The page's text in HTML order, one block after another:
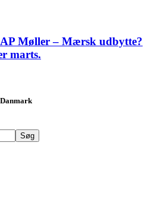
Møller – Mærsk udbytte?
marts.
Søg